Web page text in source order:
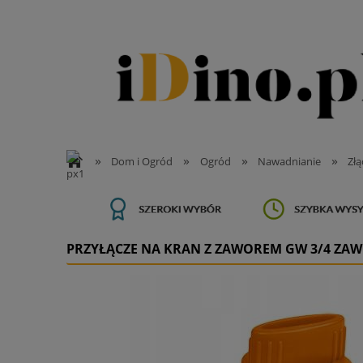
» Dom i Ogród » Ogród » Nawadnianie »
PRZYŁĄCZE NA KRAN Z ZAWOREM GW 3/4